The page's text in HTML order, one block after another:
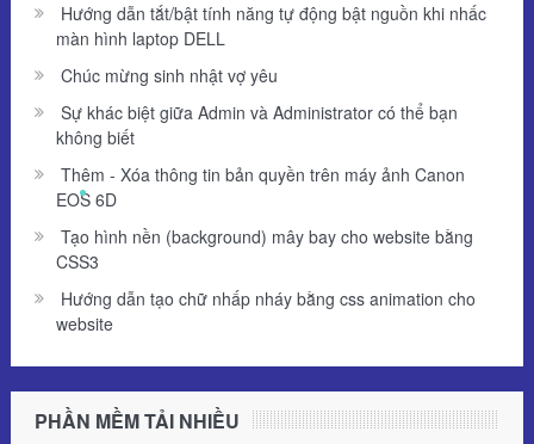
Hướng dẫn tắt/bật tính năng tự động bật nguồn khi nhấc
màn hình laptop DELL
Chúc mừng sinh nhật vợ yêu
Sự khác biệt giữa Admin và Administrator có thể bạn
không biết
Thêm - Xóa thông tin bản quyền trên máy ảnh Canon
EOS 6D
Tạo hình nền (background) mây bay cho website bằng
CSS3
Hướng dẫn tạo chữ nhấp nháy bằng css animation cho
website
PHẦN MỀM TẢI NHIỀU